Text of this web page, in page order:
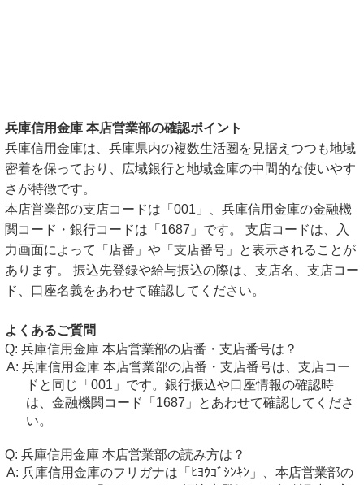
兵庫信用金庫 本店営業部の確認ポイント
兵庫信用金庫は、兵庫県内の複数生活圏を見据えつつも地域
密着を保っており、広域銀行と地域金庫の中間的な使いやす
さが特徴です。
本店営業部の支店コードは「001」、兵庫信用金庫の金融機
関コード・銀行コードは「1687」です。 支店コードは、入
力画面によって「店番」や「支店番号」と表示されることが
あります。 振込先登録や給与振込の際は、支店名、支店コー
ド、口座名義をあわせて確認してください。
よくあるご質問
兵庫信用金庫 本店営業部の店番・支店番号は？
兵庫信用金庫 本店営業部の店番・支店番号は、支店コー
ドと同じ「001」です。銀行振込や口座情報の確認時
は、金融機関コード「1687」とあわせて確認してくださ
い。
兵庫信用金庫 本店営業部の読み方は？
兵庫信用金庫のフリガナは「ﾋﾖｳｺﾞｼﾝｷﾝ」、本店営業部の